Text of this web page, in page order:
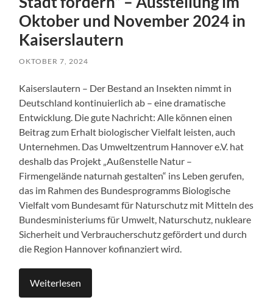
Oktober und November 2024 in
Kaiserslautern
OKTOBER 7, 2024
Kaiserslautern – Der Bestand an Insekten nimmt in
Deutschland kontinuierlich ab – eine dramatische
Entwicklung. Die gute Nachricht: Alle können einen
Beitrag zum Erhalt biologischer Vielfalt leisten, auch
Unternehmen. Das Umweltzentrum Hannover e.V. hat
deshalb das Projekt „Außenstelle Natur –
Firmengelände naturnah gestalten“ ins Leben gerufen,
das im Rahmen des Bundesprogramms Biologische
Vielfalt vom Bundesamt für Naturschutz mit Mitteln des
Bundesministeriums für Umwelt, Naturschutz, nukleare
Sicherheit und Verbraucherschutz gefördert und durch
die Region Hannover kofinanziert wird.
Weiterlesen